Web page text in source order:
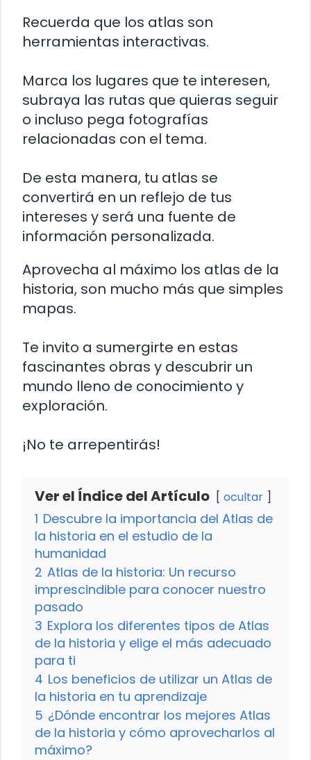
Recuerda que los atlas son
herramientas interactivas.
Marca los lugares que te interesen,
subraya las rutas que quieras seguir
o incluso pega fotografías
relacionadas con el tema.
De esta manera, tu atlas se
convertirá en un reflejo de tus
intereses y será una fuente de
información personalizada.
Aprovecha al máximo los atlas de la
historia, son mucho más que simples
mapas.
Te invito a sumergirte en estas
fascinantes obras y descubrir un
mundo lleno de conocimiento y
exploración.
¡No te arrepentirás!
Ver el Índice del Artículo ocultar
1 Descubre la importancia del Atlas de
la historia en el estudio de la
humanidad
2 Atlas de la historia: Un recurso
imprescindible para conocer nuestro
pasado
3 Explora los diferentes tipos de Atlas
de la historia y elige el más adecuado
para ti
4 Los beneficios de utilizar un Atlas de
la historia en tu aprendizaje
5 ¿Dónde encontrar los mejores Atlas
de la historia y cómo aprovecharlos al
máximo?